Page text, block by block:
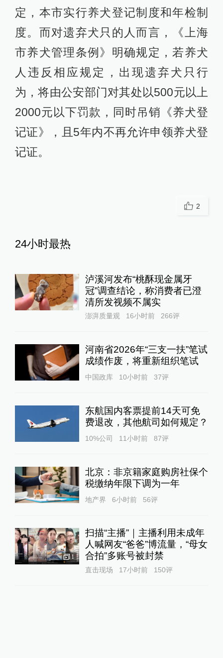
定，本市实行养犬登记制度和年检制
度。而对遗弃犬只的人而言，《上海
市养犬管理条例》明确规定，若养犬
人违反相应规定，出现遗弃犬只行
为，将由公安部门对其处以500元以上
2000元以下罚款，同时吊销《养犬登
记证》，且5年内不再允许申领养犬登
记证。
2
24小时最热
泸溪河发布“桃酥现金属牙
冠”调查结论，称消费者已澄
清所发视频不属实
澎湃质量观 16小时前 266评
河南省2026年“三支一扶”笔试
成绩作废，将重新组织笔试
中国政库 10小时前 37评
东航国内客票提前14天可免
费退改，其他航司如何规定？
10%公司 11小时前 87评
北京：非京籍家庭购房社保个
税缴纳年限下调为一年
地产界 6小时前 56评
1
扫描“主播”｜主播利用未成年
人喊网友“爸爸”博流量，“母女
合拍”多账号被封禁
直击现场 17小时前 150评